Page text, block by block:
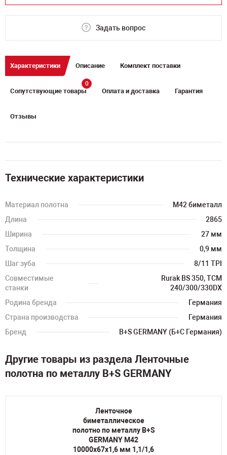
Задать вопрос
Характеристики Описание Комплект поставки
Сопутствующие товары
0
Оплата и доставка Гарантия
Отзывы
Технические характеристики
Материал полотна
M42 биметалл
Длина
2865
Ширина
27 мм
Толщина
0,9 мм
Шаг зуба
8/11 TPI
Совместимые
станки
Rurak BS 350, TCM
240/300/330DX
Родина бренда
Германия
Страна производства
Германия
Бренд
B+S GERMANY (Б+С Германия)
Другие товары из раздела Ленточные
полотна по металлу B+S GERMANY
Ленточное
биметаллическое
полотно по металлу B+S
GERMANY M42
10000х67х1,6 мм 1,1/1,6